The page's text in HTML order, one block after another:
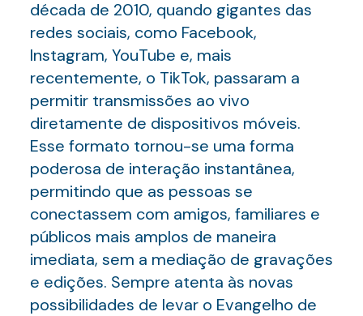
década de 2010, quando gigantes das
redes sociais, como Facebook,
Instagram, YouTube e, mais
recentemente, o TikTok, passaram a
permitir transmissões ao vivo
diretamente de dispositivos móveis.
Esse formato tornou-se uma forma
poderosa de interação instantânea,
permitindo que as pessoas se
conectassem com amigos, familiares e
públicos mais amplos de maneira
imediata, sem a mediação de gravações
e edições. Sempre atenta às novas
possibilidades de levar o Evangelho de